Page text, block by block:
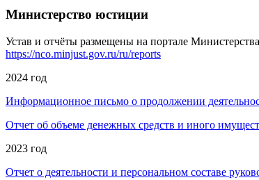
Министерство юстиции
Устав и отчёты размещены на портале
https://nco.minjust.gov.ru/ru/reports
2024 год
Информационное письмо о продолжении
Отчет об объеме денежных средств и иного
2023 год
Отчет о деятельности и персональном составе